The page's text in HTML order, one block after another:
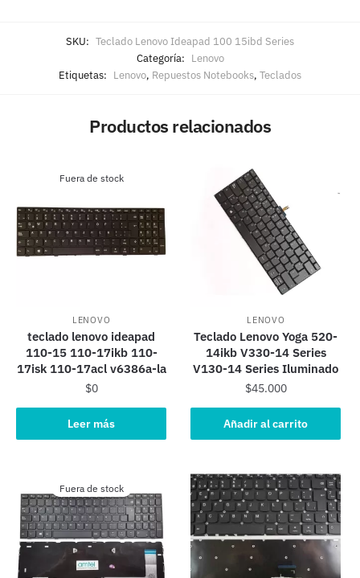
SKU: Teclado Lenovo Ideapad 100 15ibd Series
Categoría: Lenovo
Etiquetas: Lenovo, Repuestos Notebooks, Teclados
Productos relacionados
Fuera de stock
LENOVO
teclado lenovo ideapad
110-15 110-17ikb 110-
17isk 110-17acl v6386a-la
$0
Leer más
LENOVO
Teclado Lenovo Yoga 520-
14ikb V330-14 Series
V130-14 Series Iluminado
$45.000
Añadir al carrito
Fuera de stock